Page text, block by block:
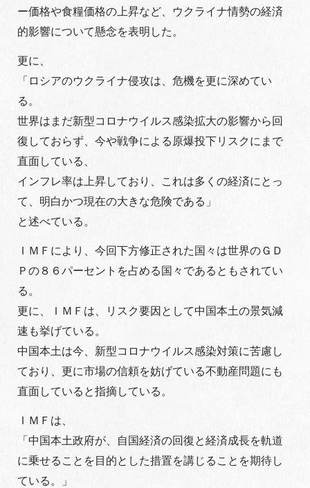
ー価格や食糧価格の上昇など、ウクライナ情勢の経済
的影響について懸念を表明した。
更に、
「ロシアのウクライナ侵攻は、危機を更に深めてい
る。
世界はまだ新型コロナウイルス感染拡大の影響から回
復しておらず、今や戦争による原爆投下リスクにまで
直面している、
インフレ率は上昇しており、これは多くの経済にとっ
て、明白かつ現在の大きな危険である」
と述べている。
ＩＭＦにより、今回下方修正された国々は世界のＧＤ
Ｐの８６パーセントを占める国々であるともされてい
る。
更に、ＩＭＦは、リスク要因として中国本土の景気減
速も挙げている。
中国本土は今、新型コロナウイルス感染対策に苦慮し
ており、更に市場の信頼を妨げている不動産問題にも
直面していると指摘している。
ＩＭＦは、
「中国本土政府が、自国経済の回復と経済成長を軌道
に乗せることを目的とした措置を講じることを期待し
ている。」